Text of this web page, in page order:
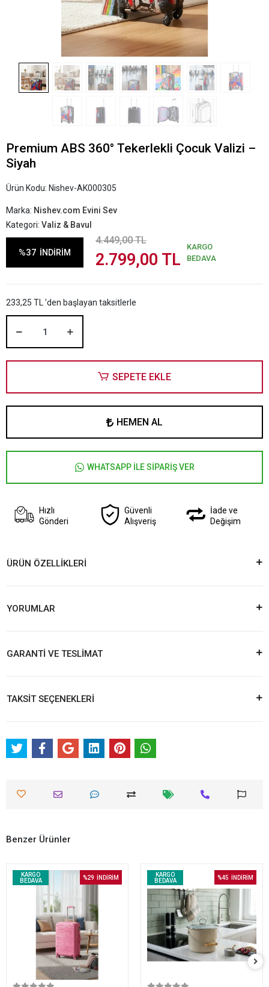
Premium ABS 360° Tekerlekli Çocuk Valizi –
Siyah
Ürün Kodu: Nishev-AK000305
Marka: Nishev.com Evini Sev
Kategori: Valiz & Bavul
%37 İNDİRİM
4.449,00 TL
2.799,00 TL
KARGO
BEDAVA
233,25 TL 'den başlayan taksitlerle
SEPETE EKLE
HEMEN AL
WHATSAPP İLE SİPARİŞ VER
Hızlı
Gönderi
Güvenli
Alışveriş
İade ve
Değişim
ÜRÜN ÖZELLİKLERİ
YORUMLAR
GARANTİ VE TESLİMAT
TAKSİT SEÇENEKLERİ
Benzer Ürünler
KARGO
BEDAVA
%29 İNDİRİM
KARGO
BEDAVA
%45 İNDİRİM